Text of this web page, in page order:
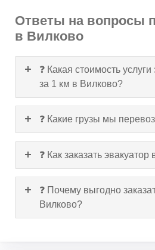
Ответы на вопросы
в Вилково
❓ Какая стоимость
за 1 км в Вилково?
❓ Какие грузы мы
❓ Как заказать
❓ Почему выгодно
Вилково?